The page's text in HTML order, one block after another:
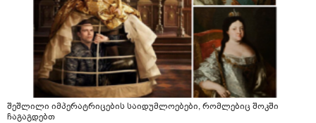
შეშლილი იმპერატრიცების საიდუმლოებები, რომლებიც შოკში
ჩაგაგდებთ